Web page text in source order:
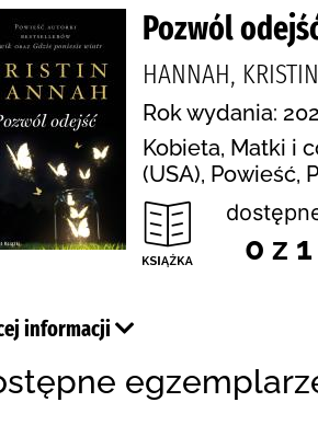
Pozwól
HANNAH,
Rok wydania:
Kobieta, Matki i
(USA), Powieść,
0 z 1
informacji